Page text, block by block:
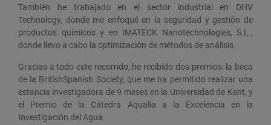
También he trabajado en el sector industrial en DHV
Technology, donde me enfoqué en la seguridad y gestión de
productos químicos y en IMATECK Nanotechnologies, S.L.,
donde llevo a cabo la optimización de métodos de análisis.
Gracias a todo este recorrido, he recibido dos premios: la beca
de la BritishSpanish Society, que me ha permitido realizar una
estancia investigadora de 9 meses en la Universidad de Kent, y
el Premio de la Cátedra Aqualia a la Excelencia en la
Investigación del Agua.